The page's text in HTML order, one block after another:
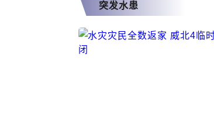
突发水患